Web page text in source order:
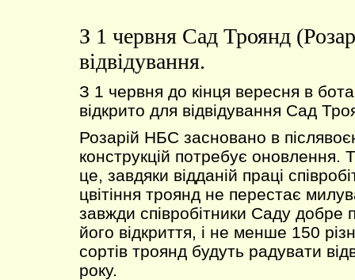
З 1 червня Сад Троянд
відвідування.
З 1 червня до кінця вересня в
відкрито для відвідування Сад
Розарій НБС засновано в
конструкцій потребує оновлення.
це, завдяки відданій праці
цвітіння троянд не перестає
завжди співробітники Саду добре
його відкриття, і не менше 150
сортів троянд будуть радувати
року.